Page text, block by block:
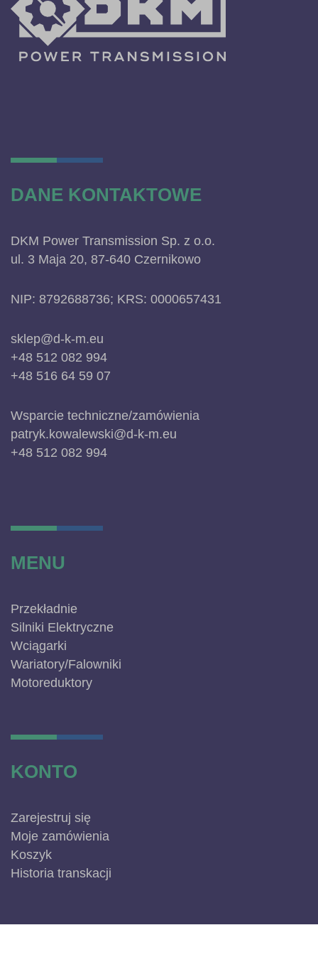
DANE KONTAKTOWE
DKM Power Transmission Sp. z o.o.
ul. 3 Maja 20, 87-640 Czernikowo
NIP: 8792688736; KRS: 0000657431
sklep@d-k-m.eu
+48 512 082 994
+48 516 64 59 07
Wsparcie techniczne/zamówienia
patryk.kowalewski@d-k-m.eu
+48 512 082 994
MENU
Przekładnie
Silniki Elektryczne
Wciągarki
Wariatory/Falowniki
Motoreduktory
KONTO
Zarejestruj się
Moje zamówienia
Koszyk
Historia transkacji